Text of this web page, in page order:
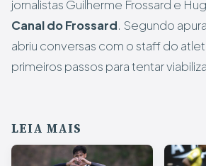
jornalistas Guilherme Frossard e
Canal do Frossard. Segundo
abriu conversas com o staff do
primeiros passos para tentar
LEIA MAIS